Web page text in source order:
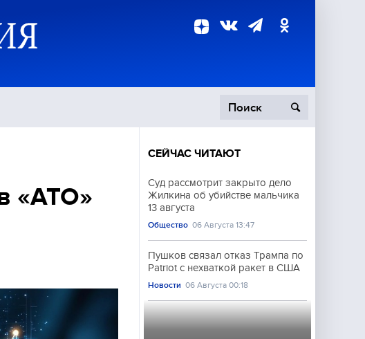
Происшествия
«АТО»
СЕЙЧАС ЧИТАЮТ
Суд рассмотрит закрыто дело
Жилкина об убийстве мальчика
13 августа
Общество 06 Августа 13:47
Пушков связал отказ Трампа по
Patriot с нехваткой ракет в США
Новости 06 Августа 00:18